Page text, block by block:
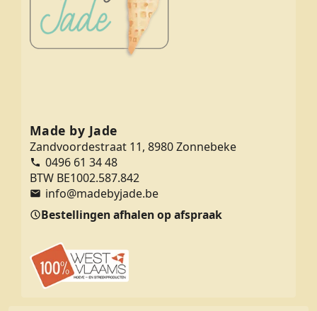
Made by Jade
Zandvoordestraat 11, 8980 Zonnebeke
0496 61 34 48
BTW BE1002.587.842
info@madebyjade.be
Bestellingen afhalen op afspraak